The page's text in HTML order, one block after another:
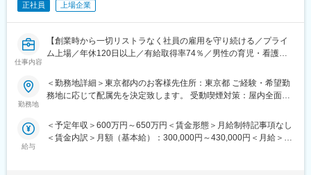
■働き方：
・研修期間：Web研修を中心に受講いただき、待機中でも給与は8
割支給です。エンジニア全体の平均待機日数は入社して2週間程度
■当社の特徴：
加できる機会があり、生涯にわたり市場価値を磨き続けることが
できます。当社が目指すエンジニアは、複数の技術や多様なスキ
正社員 上場企業
仕事内容
【創業時から一切リストラなく社員の雇用を守り続ける／プライ
ム上場／年休120日以上／有給取得率74％／男性の育児・看護休
■業務内容：
素開発
◎検討したアルゴリズムのシミュレーション環境でのプログラム
勤務地
＜勤務地詳細＞東京都内のお客様先住所：東京都 ご経験・希望勤
務地に応じて配属先を決定致します。 受動喫煙対策：屋内全面禁
給与
＜予定年収＞600万円～650万円＜賃金形態＞月給制特記事項なし
＜賃金内訳＞月額（基本給）：300,000円～430,000円＜月給＞